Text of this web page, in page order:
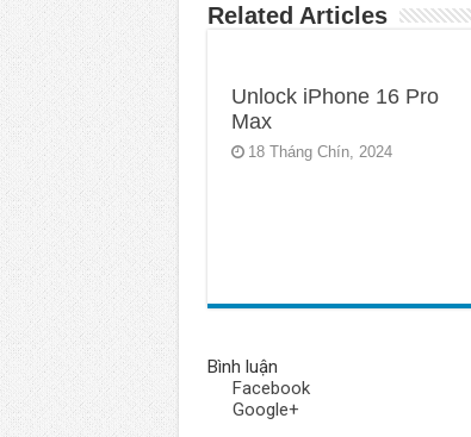
Related Articles
Unlock iPhone 16 Pro
Max
18 Tháng Chín, 2024
Bình luận
Facebook
Google+